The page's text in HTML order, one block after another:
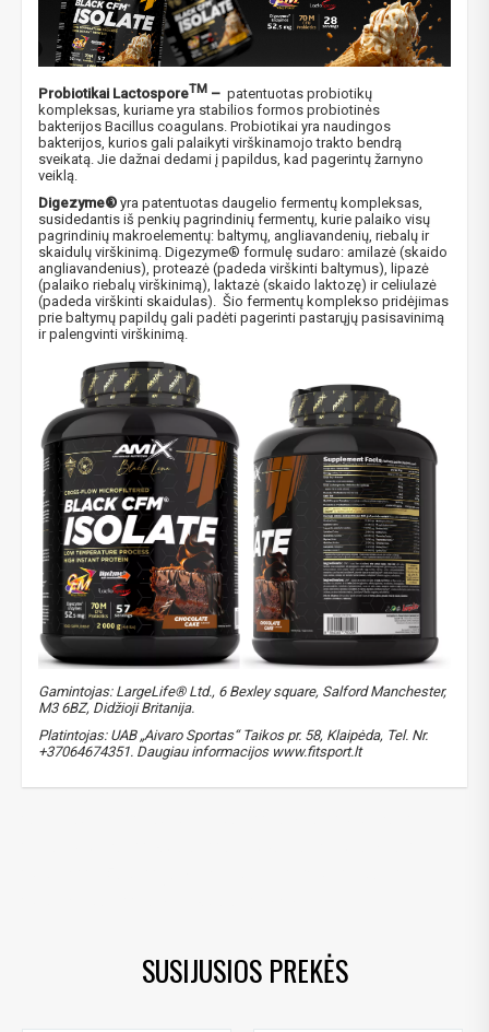
Probiotikai LactosporeTM – patentuotas probiotikų
kompleksas, kuriame yra stabilios formos probiotinės
bakterijos Bacillus coagulans. Probiotikai yra naudingos
bakterijos, kurios gali palaikyti virškinamojo trakto bendrą
sveikatą. Jie dažnai dedami į papildus, kad pagerintų žarnyno
veiklą.
Digezyme® yra patentuotas daugelio fermentų kompleksas,
susidedantis iš penkių pagrindinių fermentų, kurie palaiko visų
pagrindinių makroelementų: baltymų, angliavandenių, riebalų ir
skaidulų virškinimą. Digezyme® formulę sudaro: amilazė (skaido
angliavandenius), proteazė (padeda virškinti baltymus), lipazė
(palaiko riebalų virškinimą), laktazė (skaido laktozę) ir celiulazė
(padeda virškinti skaidulas). Šio fermentų komplekso pridėjimas
prie baltymų papildų gali padėti pagerinti pastarųjų pasisavinimą
ir palengvinti virškinimą.​
Gamintojas: LargeLife® Ltd., 6 Bexley square, Salford Manchester,
M3 6BZ, Didžioji Britanija.
Platintojas: UAB „Aivaro Sportas“ Taikos pr. 58, Klaipėda, Tel. Nr.
+37064674351. Daugiau informacijos www.fitsport.lt
SUSIJUSIOS PREKĖS